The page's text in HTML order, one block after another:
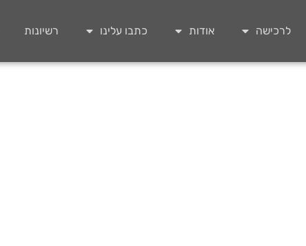
לרכישה אודות כתבו עלינו רשיונות